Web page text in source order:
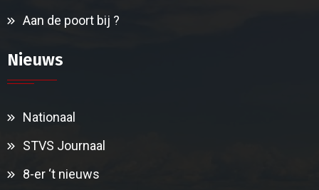
Aan de poort bij ?
Nieuws
Nationaal
STVS Journaal
8-er ‘t nieuws